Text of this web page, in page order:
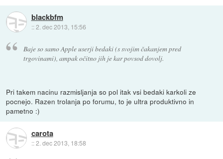
blackbfm
::2. dec 2013, 15:56
Baje so samo Apple userji bedaki (s svojim čakanjem pred
trgovinami), ampak očitno jih je kar povsod dovolj.
Pri takem nacinu razmisljanja so pol itak vsi bedaki karkoli ze
pocnejo. Razen trolanja po forumu, to je ultra produktivno in
pametno :)
carota
::2. dec 2013, 18:58